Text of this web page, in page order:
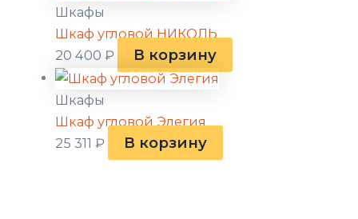
Шкафы
Шкаф угловой НИКОЛЬ
20 400₽ В корзину
Шкафы
Шкаф угловой Элегия
25 311₽ В корзину